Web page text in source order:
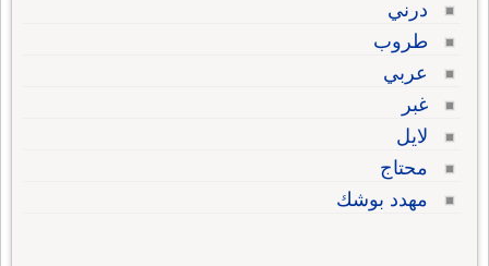
درني
طروب
عربي
غبر
لايل
محتاج
مهدد بوشك